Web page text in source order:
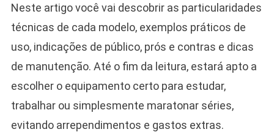
Neste artigo você vai descobrir as particularidades
técnicas de cada modelo, exemplos práticos de
uso, indicações de público, prós e contras e dicas
de manutenção. Até o fim da leitura, estará apto a
escolher o equipamento certo para estudar,
trabalhar ou simplesmente maratonar séries,
evitando arrependimentos e gastos extras.